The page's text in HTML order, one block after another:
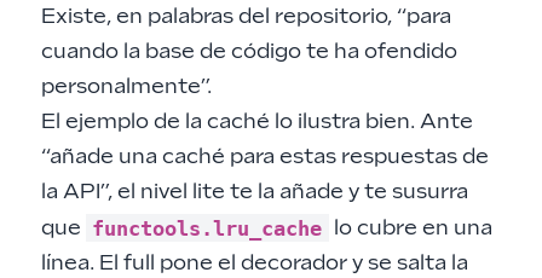
Existe, en palabras del repositorio, “para
cuando la base de código te ha ofendido
personalmente”.
El ejemplo de la caché lo ilustra bien. Ante
“añade una caché para estas respuestas de
la API”, el nivel lite te la añade y te susurra
que functools.lru_cache lo cubre en una
línea. El full pone el decorador y se salta la